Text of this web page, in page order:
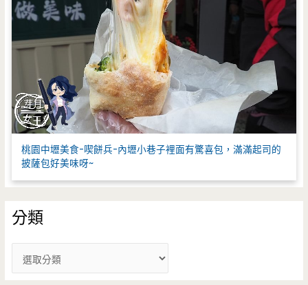
桃園中壢美食-喫餅兵-內壢小巷子裡面有驚喜包，滿滿起司的
披薩包好美味呀~
分類
類